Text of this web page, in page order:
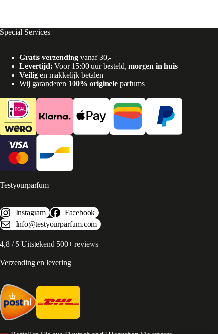
Special Services
Gratis verzending vanaf 30,-
Levertijd: Voor 15:00 uur besteld, morgen in huis
Veilig en makkelijk betalen
Wij garanderen 100% originele parfums
Testyourparfum
Instagram
Facebook
Info@testyourparfum.com
4,8 / 5 Uitstekend 500+ reviews
Verzending en levering